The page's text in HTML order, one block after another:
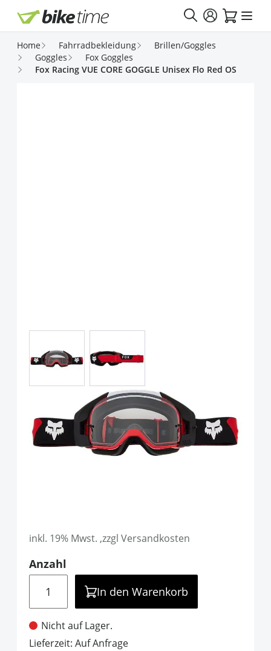
Direkt zum Inhalt
Home Fahrradbekleidung
Brillen/Goggles
Goggles
Fox Goggles
Fox Racing VUE CORE GOGGLE Unisex Flo Red OS
Fox Racing VUE CORE GOGGLE
Unisex Flo Red OS
inkl. 19% Mwst. ,zzgl Versandkosten
Anzahl
In den Warenkorb
Nicht auf Lager.
Lieferzeit: Auf Anfrage